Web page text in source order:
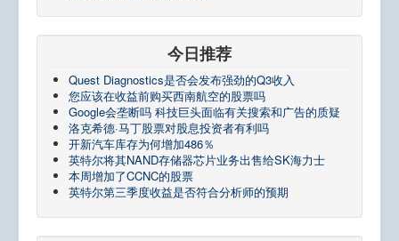
今日推荐
Quest Diagnostics是否会发布强劲的Q3收入
您应该在收益前购买西南航空的股票吗
Google会垄断吗 科技巨头面临有关搜索和广告的质疑
洛克希德·马丁股票对股息投资者有利吗
开新汽车库存为何增加486％
英特尔将其NAND存储器芯片业务出售给SK海力士
本周增加了CCNC的股票
英特尔第三季度收益是否符合分析师的预期